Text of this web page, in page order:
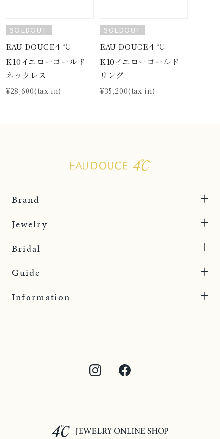
SOLDOUT
EAU DOUCE４℃
K10イエローゴールド
ネックレス
¥28,600(tax in)
SOLDOUT
EAU DOUCE４℃
K10イエローゴールド
リング
¥35,200(tax in)
Brand
Jewelry
Bridal
Guide
Information